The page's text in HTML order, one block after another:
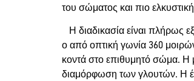
του σώματος και πιο
Η διαδικασία είναι πλήρως
ο από οπτική γωνία 360
κοντά στο επιθυμητό σώμα. Η
διαμόρφωση των γλουτών. Η